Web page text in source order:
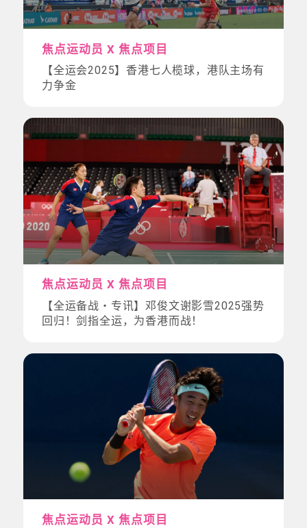
焦点运动员 X 焦点项目
【全运会2025】香港七人榄球，港队主场有
力争金
焦点运动员 X 焦点项目
【全运备战・专讯】邓俊文谢影雪2025强势
回归！剑指全运，为香港而战！
焦点运动员 X 焦点项目